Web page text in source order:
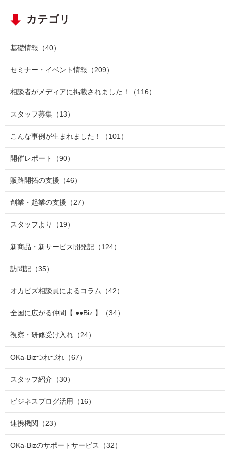
カテゴリ
基礎情報 （40）
セミナー・イベント情報 （209）
相談者がメディアに掲載されました！ （116）
スタッフ募集 （13）
こんな事例が生まれました！ （101）
開催レポート （90）
販路開拓の支援 （46）
創業・起業の支援 （27）
スタッフより （19）
新商品・新サービス開発記 （124）
訪問記 （35）
オカビズ相談員によるコラム （42）
全国に広がる仲間【 ●●Biz 】 （34）
視察・研修受け入れ （24）
OKa-Bizつれづれ （67）
スタッフ紹介 （30）
ビジネスブログ活用 （16）
連携機関 （23）
OKa-Bizのサポートサービス （32）